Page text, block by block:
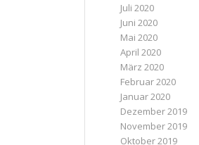
Juli 2020
Juni 2020
Mai 2020
April 2020
März 2020
Februar 2020
Januar 2020
Dezember 2019
November 2019
Oktober 2019